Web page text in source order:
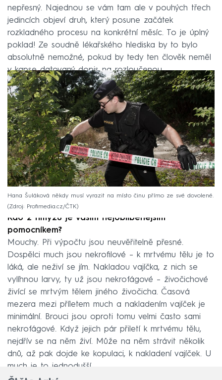
nepřesný. Najednou se vám tam ale v pouhých třech
jedincích objeví druh, který posune začátek
rozkladného procesu na konkrétní měsíc. To je úplný
poklad! Ze soudně lékařského hlediska by to bylo
absolutně nemožné, pokud by tedy ten člověk neměl
v kapse datovaný dopis na rozloučenou.
Hana Šuláková někdy musí vyrazit na místo činu přímo ze své dovolené.
Zdroj: Profimedia.cz/ČTK
Kdo z hmyzu je vaším nejoblíbenějším
pomocníkem?
Mouchy. Při výpočtu jsou neuvěřitelně přesné.
Dospělci much jsou nekrofilové – k mrtvému tělu je to
láká, ale neživí se jím. Nakladou vajíčka, z nich se
vylíhnou larvy, ty už jsou nekrofágové – živočichové
živící se mrtvým tělem jiného živočicha. Časová
mezera mezi příletem much a nakladením vajíček je
minimální. Brouci jsou oproti tomu velmi často sami
nekrofágové. Když jejich pár přiletí k mrtvému tělu,
nejdřív se na něm živí. Může na něm strávit několik
dnů, až pak dojde ke kopulaci, k nakladení vajíček. U
much je to jednodušší.